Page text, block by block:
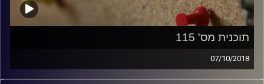
תוכנית מס' 115
07/10/2018
קלאסיקות רוק עם אורן הוף.